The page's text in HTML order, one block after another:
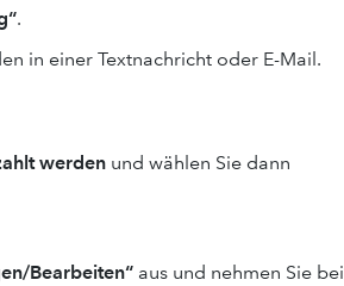
.
in einer Textnachricht oder E-Mail.
werden und wählen Sie dann
Bearbeiten“ aus und nehmen Sie bei